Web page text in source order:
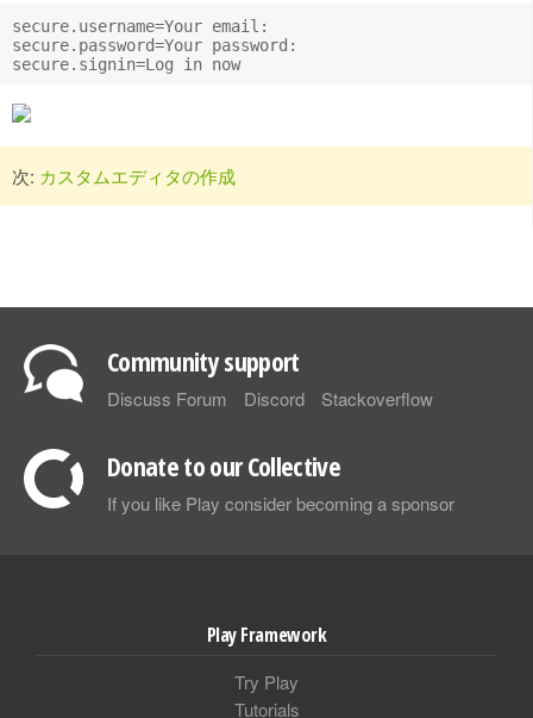
secure.username=Your email:
secure.password=Your password:
次: カスタムエディタの作成
Community support
Discuss Forum Discord Stackoverflow
Donate to our Collective
If you like Play consider becoming a sponsor
Play Framework
Try Play
Tutorials